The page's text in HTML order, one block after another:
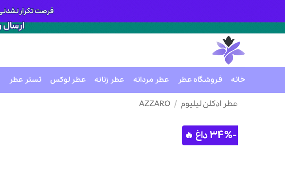
خانه فروشگاه عطر عطر مردانه عطر زنانه عطر لوکس تستر عطر
عطر ادکلن لیلیوم /
AZZARO
-34%